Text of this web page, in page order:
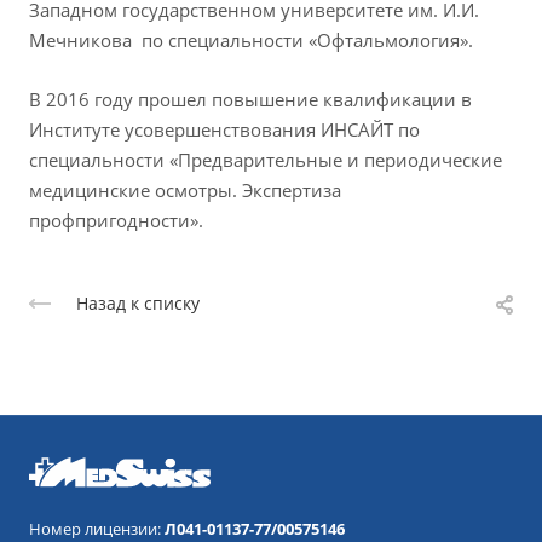
Западном государственном университете им. И.И.
Мечникова по специальности «Офтальмология».
В 2016 году прошел повышение квалификации в
Институте усовершенствования ИНСАЙТ по
специальности «Предварительные и периодические
медицинские осмотры. Экспертиза
профпригодности».
Назад к списку
Номер лицензии:Л041-01137-77/00575146